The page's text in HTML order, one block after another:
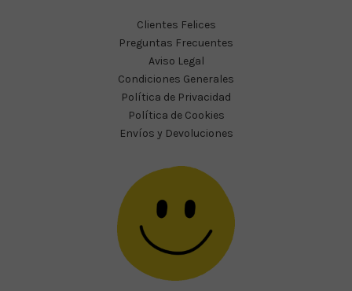
Clientes Felices
Preguntas Frecuentes
Aviso Legal
Condiciones Generales
Política de Privacidad
Política de Cookies
Envíos y Devoluciones